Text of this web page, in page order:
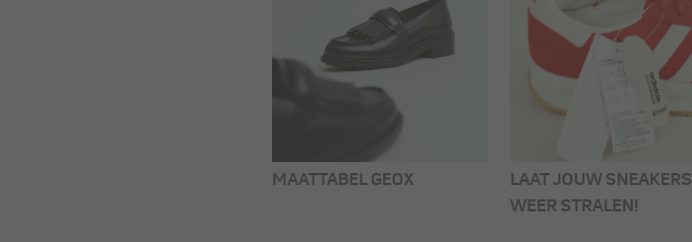
MAATTABEL GEOX
LAAT JOUW SNEAKERS
WEER STRALEN!